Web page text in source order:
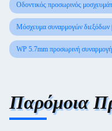
Οδοντικός προσωρινός
Μόσχευμα συναρμογών διεξόδων
WP 5.7mm προσωρινή συναρμογή
Παρόμοια